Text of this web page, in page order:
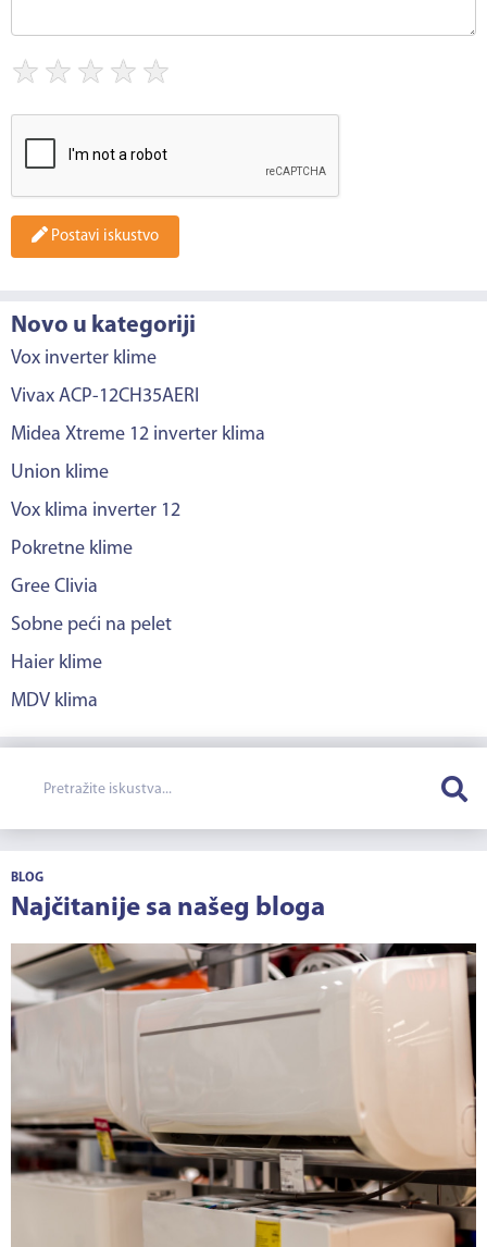
★ ★ ★ ★ ★
Postavi iskustvo
Novo u kategoriji
Vox inverter klime
Vivax ACP-12CH35AERI
Midea Xtreme 12 inverter klima
Union klime
Vox klima inverter 12
Pokretne klime
Gree Clivia
Sobne peći na pelet
Haier klime
MDV klima
BLOG
Najčitanije sa našeg bloga